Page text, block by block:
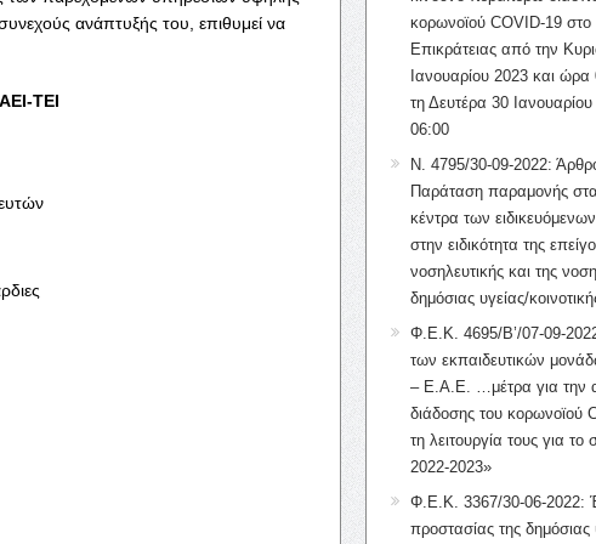
ανάπτυξής του, επιθυμεί να
ΤΕΙ
κορωνοϊού COVID-19 στο
Επικράτειας από την
Ιανουαρίου 2023 και
τη Δευτέρα 30
06:00
Ν. 4795/30-09-2022:
Παράταση παραμονής στα
κέντρα των
στην ειδικότητα της
νοσηλευτικής και της
δημόσιας υγείας/
Φ.Ε.Κ. 4695/Β’/07-09-
των εκπαιδευτικών
– Ε.Α.Ε. …μέτρα για την
διάδοσης του κορωνοϊού
τη λειτουργία τους για το
2022-2023»
Φ.Ε.Κ. 3367/30-06-2022:
προστασίας της δημόσιας